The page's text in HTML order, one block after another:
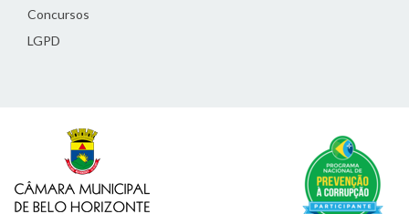
Concursos
LGPD